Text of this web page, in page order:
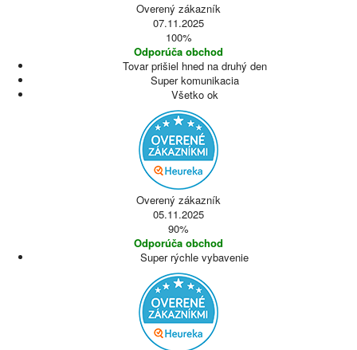
Overený zákazník
07.11.2025
100%
Odporúča obchod
Tovar prišiel hned na druhý den
Super komunikacia
Všetko ok
Overený zákazník
05.11.2025
90%
Odporúča obchod
Super rýchle vybavenie